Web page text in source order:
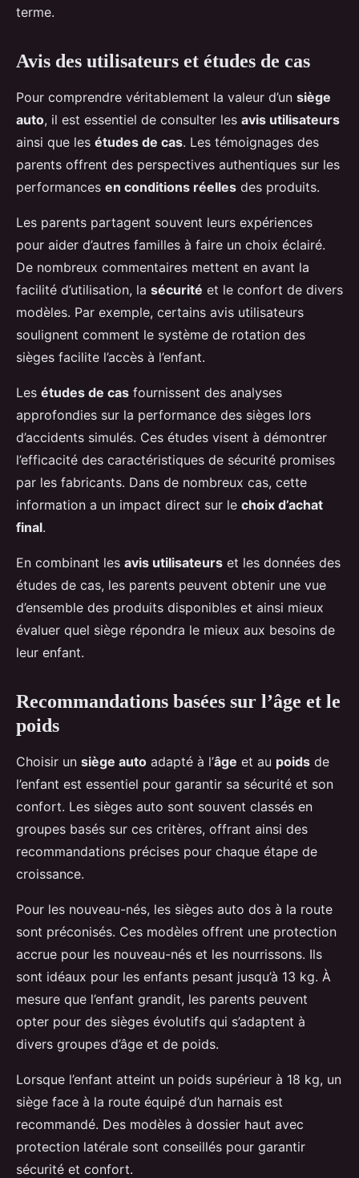
terme.
Avis des utilisateurs et études de cas
Pour comprendre véritablement la valeur d’un siège
auto, il est essentiel de consulter les avis utilisateurs
ainsi que les études de cas. Les témoignages des
parents offrent des perspectives authentiques sur les
performances en conditions réelles des produits.
Les parents partagent souvent leurs expériences
pour aider d’autres familles à faire un choix éclairé.
De nombreux commentaires mettent en avant la
facilité d’utilisation, la sécurité et le confort de divers
modèles. Par exemple, certains avis utilisateurs
soulignent comment le système de rotation des
sièges facilite l’accès à l’enfant.
Les études de cas fournissent des analyses
approfondies sur la performance des sièges lors
d’accidents simulés. Ces études visent à démontrer
l’efficacité des caractéristiques de sécurité promises
par les fabricants. Dans de nombreux cas, cette
information a un impact direct sur le choix d’achat
final.
En combinant les avis utilisateurs et les données des
études de cas, les parents peuvent obtenir une vue
d’ensemble des produits disponibles et ainsi mieux
évaluer quel siège répondra le mieux aux besoins de
leur enfant.
Recommandations basées sur l’âge et le
poids
Choisir un siège auto adapté à l’âge et au poids de
l’enfant est essentiel pour garantir sa sécurité et son
confort. Les sièges auto sont souvent classés en
groupes basés sur ces critères, offrant ainsi des
recommandations précises pour chaque étape de
croissance.
Pour les nouveau-nés, les sièges auto dos à la route
sont préconisés. Ces modèles offrent une protection
accrue pour les nouveau-nés et les nourrissons. Ils
sont idéaux pour les enfants pesant jusqu’à 13 kg. À
mesure que l’enfant grandit, les parents peuvent
opter pour des sièges évolutifs qui s’adaptent à
divers groupes d’âge et de poids.
Lorsque l’enfant atteint un poids supérieur à 18 kg, un
siège face à la route équipé d’un harnais est
recommandé. Des modèles à dossier haut avec
protection latérale sont conseillés pour garantir
sécurité et confort.